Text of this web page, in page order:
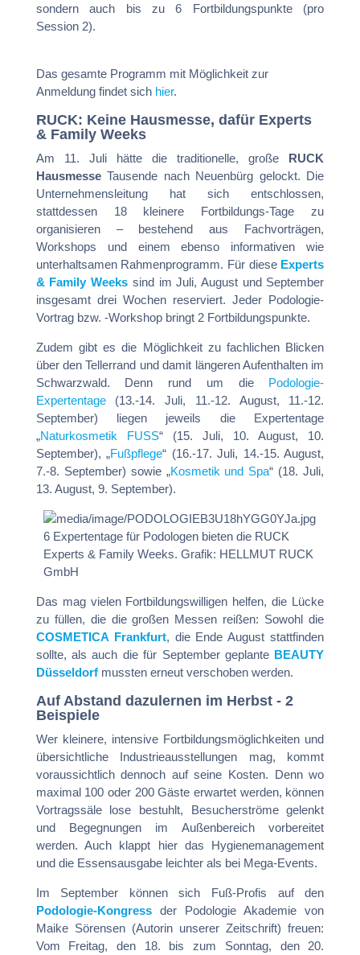
sondern auch bis zu 6 Fortbildungspunkte (pro
Session 2).
Das gesamte Programm mit Möglichkeit zur
Anmeldung findet sichhier.
RUCK: Keine Hausmesse, dafür Experts
& Family Weeks
Am 11. Juli hätte die traditionelle, große RUCK
HausmesseTausende nach Neuenbürg gelockt. Die
Unternehmensleitung hat sich entschlossen,
stattdessen 18 kleinere Fortbildungs-Tage zu
organisieren – bestehend aus Fachvorträgen,
Workshops und einem ebenso informativen wie
unterhaltsamen Rahmenprogramm. Für diese Experts
& Family Weeks sind im Juli, August und September
insgesamt drei Wochen reserviert. Jeder Podologie-
Vortrag bzw. -Workshop bringt 2 Fortbildungspunkte.
Zudem gibt es die Möglichkeit zu fachlichen Blicken
über den Tellerrand und damit längeren Aufenthalten im
Schwarzwald. Denn rund um die Podologie-
Expertentage(13.-14. Juli, 11.-12. August, 11.-12.
September) liegen jeweils die Expertentage
„Naturkosmetik FUSS“ (15. Juli, 10. August, 10.
September), „Fußpflege“ (16.-17. Juli, 14.-15. August,
7.-8. September) sowie „Kosmetik und Spa“ (18. Juli,
13. August, 9. September).
6 Expertentage für Podologen bieten die RUCK
Experts & Family Weeks. Grafik: HELLMUT RUCK
GmbH
Das mag vielen Fortbildungswilligen helfen, die Lücke
zu füllen, die die großen Messen reißen: Sowohl die
COSMETICA Frankfurt, die Ende August stattfinden
sollte, als auch die für September geplante BEAUTY
Düsseldorfmussten erneut verschoben werden.
Auf Abstand dazulernen im Herbst - 2
Beispiele
Wer kleinere, intensive Fortbildungsmöglichkeiten und
übersichtliche Industrieausstellungen mag, kommt
voraussichtlich dennoch auf seine Kosten. Denn wo
maximal 100 oder 200 Gäste erwartet werden, können
Vortragssäle lose bestuhlt, Besucherströme gelenkt
und Begegnungen im Außenbereich vorbereitet
werden. Auch klappt hier das Hygienemanagement
und die Essensausgabe leichter als bei Mega-Events.
Im September können sich Fuß-Profis auf den
Podologie-Kongressder Podologie Akademie von
Maike Sörensen (Autorin unserer Zeitschrift) freuen:
Vom Freitag, den 18. bis zum Sonntag, den 20.